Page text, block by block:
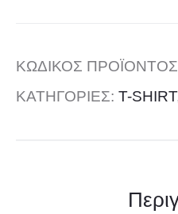
ΚΩΔΙΚΌΣ
ΚΑΤΗΓΟΡΊΕΣ: T-SHIRT